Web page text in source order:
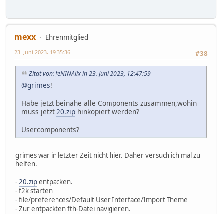
mexx
Ehrenmitglied
#38
23. Juni 2023, 19:35:36
Zitat von: feNINAlix in 23. Juni 2023, 12:47:59
@grimes!
Habe jetzt beinahe alle Components zusammen,wohin
muss jetzt 20.zip hinkopiert werden?
Usercomponents?
grimes war in letzter Zeit nicht hier. Daher versuch ich mal zu
helfen.
-20.zipentpacken.
- f2k starten
- file/preferences/Default User Interface/Import Theme
- Zur entpackten fth-Datei navigieren.